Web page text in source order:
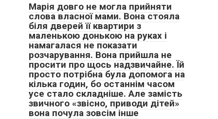
Марія довго не могла прийняти
слова власної мами. Вона стояла
біля дверей її квартири з
маленькою донькою на руках і
намагалася не показати
розчарування. Вона прийшла не
просити про щось надзвичайне. Їй
просто потрібна була допомога на
кілька годин, бо останнім часом
усе стало складніше. Але замість
звичного «звісно, приводи дітей»
вона почула зовсім інше